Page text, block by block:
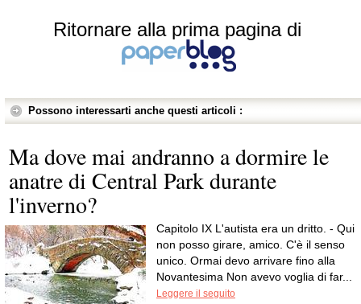
Ritornare alla prima pagina di
Possono interessarti anche questi articoli :
Ma dove mai andranno a dormire le
anatre di Central Park durante
l'inverno?
Capitolo IX L'autista era un dritto. - Qui
non posso girare, amico. C'è il senso
unico. Ormai devo arrivare fino alla
Novantesima Non avevo voglia di far...
Leggere il seguito